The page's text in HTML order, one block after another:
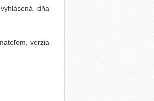
dňa
verzia